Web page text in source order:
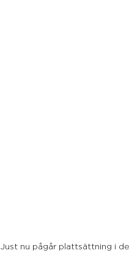
Just nu pågår plattsättning i